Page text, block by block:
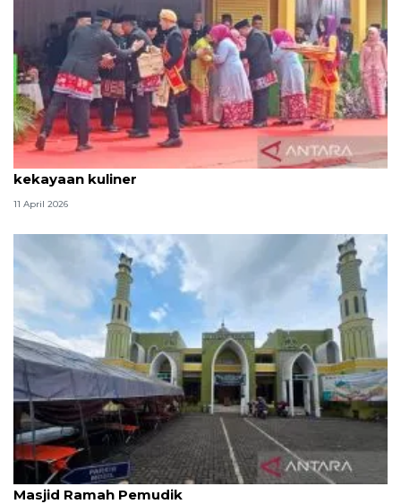
Tradisi hantaran Lebaran Betawi simbol bakti dan
kekayaan kuliner
11 April 2026
Kemenag: 3,5 juta orang manfaatkan layanan
Masjid Ramah Pemudik